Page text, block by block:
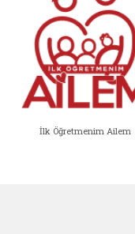
İlk Öğretmenim Ailem